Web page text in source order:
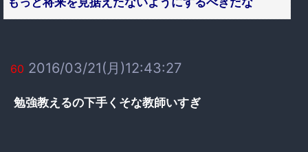
60 2016/03/21(月)12:43:27
勉強教えるの下手くそな教師いすぎ